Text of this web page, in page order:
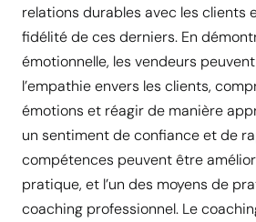
relations durables avec les clients
fidélité de ces derniers. En
émotionnelle, les vendeurs
l’empathie envers les clients,
émotions et réagir de manière
un sentiment de confiance et de
compétences peuvent être
pratique, et l’un des moyens de
coaching professionnel. Le